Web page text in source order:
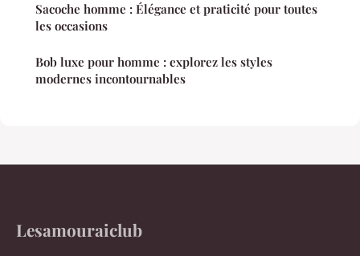
Sacoche homme : Élégance et praticité pour toutes
les occasions
Bob luxe pour homme : explorez les styles
modernes incontournables
Lesamouraiclub